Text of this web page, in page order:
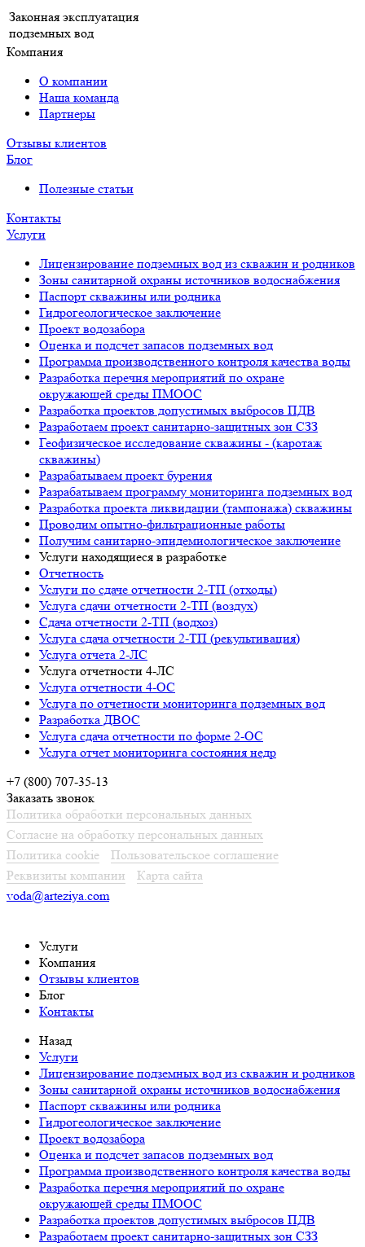
Законная эксплуатация
подземных вод
Компания
О компании
Наша команда
Партнеры
Отзывы клиентов
Блог
Полезные статьи
Контакты
Услуги
Лицензирование подземных вод из скважин и родников
Зоны санитарной охраны источников водоснабжения
Паспорт скважины или родника
Гидрогеологическое заключение
Проект водозабора
Оценка и подсчет запасов подземных вод
Программа производственного контроля качества воды
Разработка перечня мероприятий по охране
окружающей среды ПМООС
Разработка проектов допустимых выбросов ПДВ
Разработаем проект санитарно-защитных зон СЗЗ
Геофизическое исследование скважины - (каротаж
скважины)
Разрабатываем проект бурения
Разрабатываем программу мониторинга подземных вод
Разработка проекта ликвидации (тампонажа) скважины
Проводим опытно-фильтрационные работы
Получим санитарно-эпидемиологическое заключение
Услуги находящиеся в разработке
Отчетность
Услуги по сдаче отчетности 2-ТП (отходы)
Услуга сдачи отчетности 2-ТП (воздух)
Сдача отчетности 2-ТП (водхоз)
Услуга сдача отчетности 2-ТП (рекультивация)
Услуга отчета 2-ЛС
Услуга отчетности 4-ЛС
Услуга отчетности 4-ОС
Услуга по отчетности мониторинга подземных вод
Разработка ДВОС
Услуга сдача отчетности по форме 2-ОС
Услуга отчет мониторинга состояния недр
+7 (800) 707-35-13
Заказать звонок
Политика обработки персональных данных
Согласие на обработку персональных данных
Политика cookie
Пользовательское соглашение
Реквизиты компании
Карта сайта
voda@arteziya.com
Услуги
Компания
Отзывы клиентов
Блог
Контакты
Назад
Услуги
Лицензирование подземных вод из скважин и родников
Зоны санитарной охраны источников водоснабжения
Паспорт скважины или родника
Гидрогеологическое заключение
Проект водозабора
Оценка и подсчет запасов подземных вод
Программа производственного контроля качества воды
Разработка перечня мероприятий по охране
окружающей среды ПМООС
Разработка проектов допустимых выбросов ПДВ
Разработаем проект санитарно-защитных зон СЗЗ